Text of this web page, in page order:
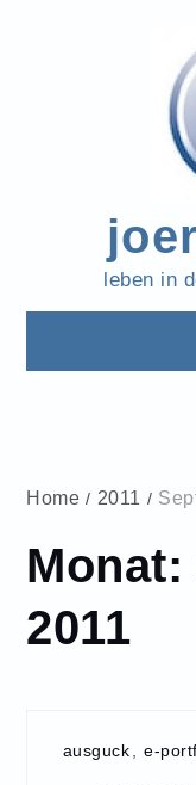
leben in
Home 2011
Monat:
2011
ausguck e-